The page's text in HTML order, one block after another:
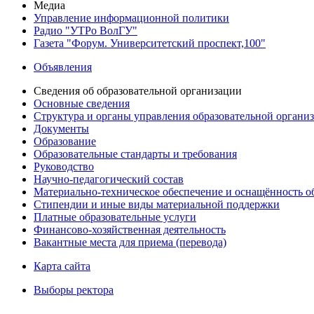
Медиа
Управление информационной политики
Радио "УТРо ВолГУ"
Газета "Форум. Университетский проспект,100"
Объявления
Сведения об образовательной организации
Основные сведения
Структура и органы управления образовательной
Документы
Образование
Образовательные стандарты и требования
Руководство
Научно-педагогический состав
Материально-техническое обеспечение и оснащённость
Стипендии и иные виды материальной поддержки
Платные образовательные услуги
Финансово-хозяйственная деятельность
Вакантные места для приема (перевода)
Карта сайта
Выборы ректора